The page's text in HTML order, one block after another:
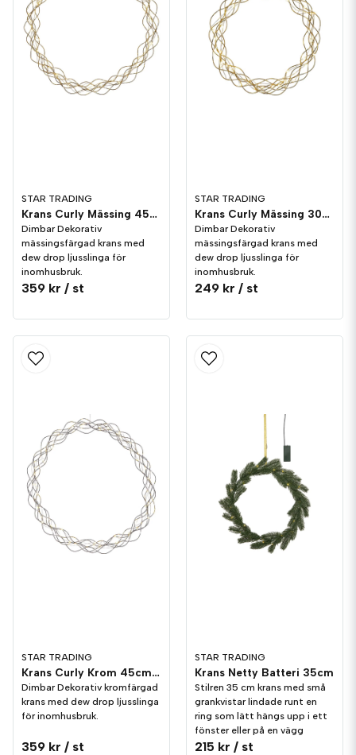
STAR TRADING
Krans Curly Mässing 45cm Dimbar
Dimbar Dekorativ
mässingsfärgad krans med
dew drop ljusslinga för
inomhusbruk.
359 kr / st
STAR TRADING
Krans Curly Mässing 30cm Dimbar
Dimbar Dekorativ
mässingsfärgad krans med
dew drop ljusslinga för
inomhusbruk.
249 kr / st
STAR TRADING
Krans Curly Krom 45cm Dimbar
Dimbar Dekorativ kromfärgad
krans med dew drop ljusslinga
för inomhusbruk.
359 kr / st
STAR TRADING
Krans Netty Batteri 35cm
Stilren 35 cm krans med små
grankvistar lindade runt en
ring som lätt hängs upp i ett
fönster eller på en vägg
215 kr / st